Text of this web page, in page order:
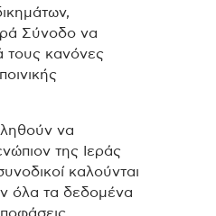
Σύνοδο να
τους κανόνες
να
της Ιεράς
καλούνται
όλα τα δεδομένα